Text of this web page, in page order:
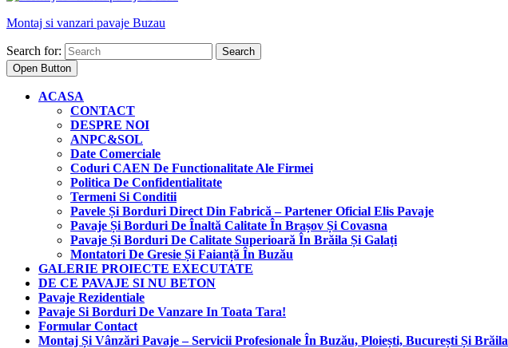
Montaj si vanzari pavaje Buzau
Search for:
Open Button
ACASA
CONTACT
DESPRE NOI
ANPC&SOL
Date Comerciale
Coduri CAEN De Functionalitate Ale Firmei
Politica De Confidentialitate
Termeni Si Conditii
Pavele Și Borduri Direct Din Fabrică – Partener Oficial Elis Pavaje
Pavaje Și Borduri De Înaltă Calitate În Brașov Și Covasna
Pavaje Și Borduri De Calitate Superioară În Brăila Și Galați
Montatori De Gresie Și Faianță În Buzău
GALERIE PROIECTE EXECUTATE
DE CE PAVAJE SI NU BETON
Pavaje Rezidentiale
Pavaje Si Borduri De Vanzare In Toata Tara!
Formular Contact
Montaj Și Vânzări Pavaje – Servicii Profesionale În Buzău, Ploiești, București Și Brăila